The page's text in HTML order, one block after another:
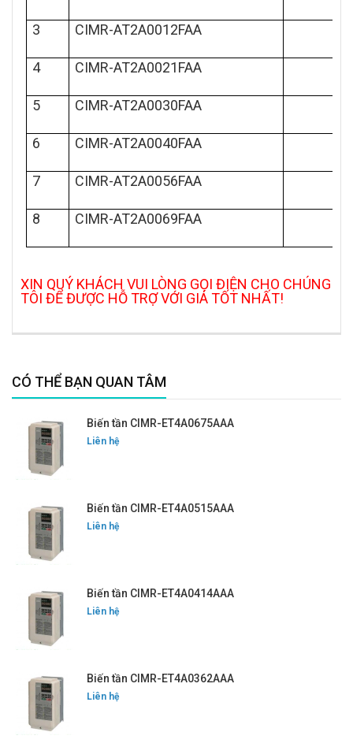
3 CIMR-AT2A0012FAA
4 CIMR-AT2A0021FAA
5 CIMR-AT2A0030FAA
6 CIMR-AT2A0040FAA
7 CIMR-AT2A0056FAA
8 CIMR-AT2A0069FAA
XIN QUÝ KHÁCH VUI LÒNG GỌI ĐIỆN CHO CHÚNG
TÔI ĐỂ ĐƯỢC HỖ TRỢ VỚI GIÁ TỐT NHẤT!
CÓ THỂ BẠN QUAN TÂM
Biến tần CIMR-ET4A0675AAA
Liên hệ
Biến tần CIMR-ET4A0515AAA
Liên hệ
Biến tần CIMR-ET4A0414AAA
Liên hệ
Biến tần CIMR-ET4A0362AAA
Liên hệ